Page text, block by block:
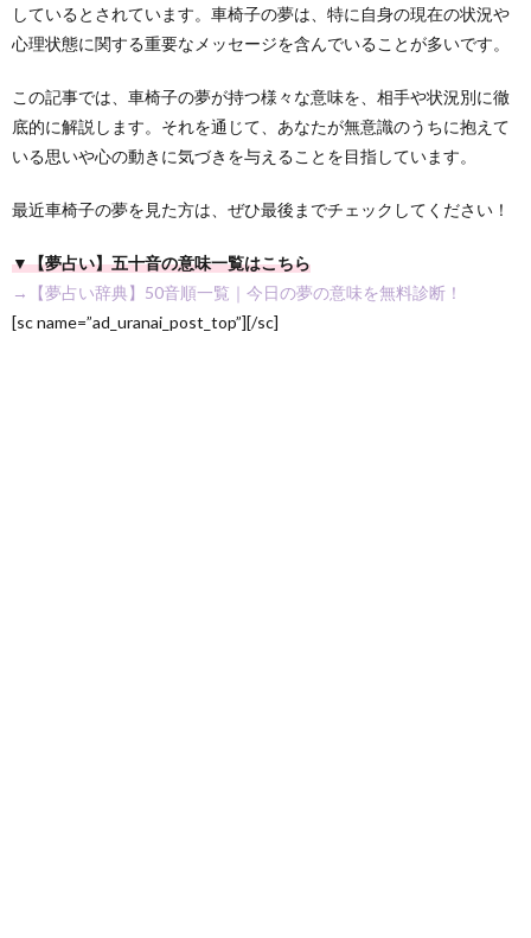
しているとされています。車椅子の夢は、特に自身の現在の状況や
心理状態に関する重要なメッセージを含んでいることが多いです。
この記事では、車椅子の夢が持つ様々な意味を、相手や状況別に徹
底的に解説します。それを通じて、あなたが無意識のうちに抱えて
いる思いや心の動きに気づきを与えることを目指しています。
最近車椅子の夢を見た方は、ぜひ最後までチェックしてください！
▼【夢占い】五十音の意味一覧はこちら
→【夢占い辞典】50音順一覧｜今日の夢の意味を無料診断！
[sc name=”ad_uranai_post_top”][/sc]